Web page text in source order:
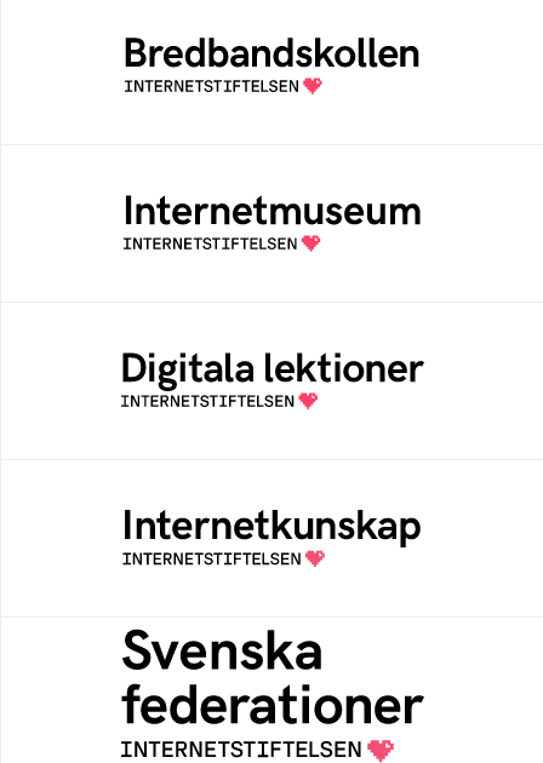
Bredbandskollen är ett oberoende
konsumentverktyg som drivs av
Internetstiftelsen
Ett digitalt museum som byggts, och kureras
av Internetstiftelsen
Öppen digital lärresurs med färdiga lektioner
för alla stadier i grundskolan
Samlad kunskap som hjälper dig att bli en
säker och medveten internetanvändare
Svenska federationer
Grunden för medlemskap i en sektors- eller
kontextspecifik federation